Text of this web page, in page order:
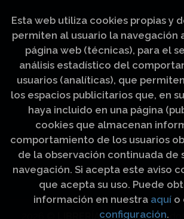
LIBRERÍA LUZ Y VIDA.
Esta web utiliza cookies propias y
permiten al usuario la navegación
página web (técnicas), para el
análisis estadístico del
usuarios (analíticas), que
los espacios publicitarios que, en
haya incluido en una página
cookies que almacenan
comportamiento de los usuarios
de la observación continuada de
navegación. Si acepta este aviso
que acepta su uso. Puede
información en nuestra aquí o
configuración.